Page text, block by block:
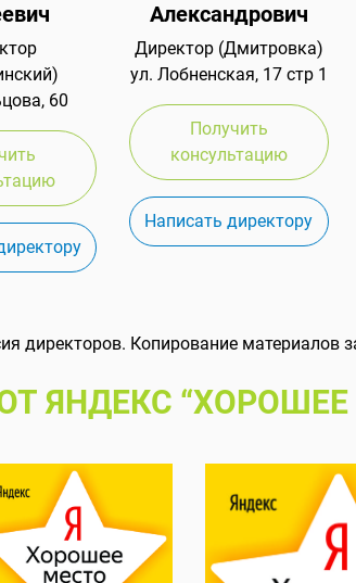
60
Александрович
Директор (Дмитровка)
ул. Лобненская, 17 стр 1
Получить
консультацию
Написать директору
директоров. Копирование материалов
ЯНДЕКС “ХОРОШЕЕ